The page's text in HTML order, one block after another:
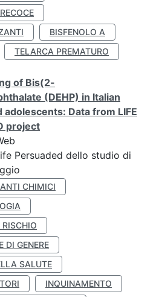
BISFENOLO A
TELARCA PREMATURO
of Bis(2-
(DEHP) in Italian
adolescents: Data from LIFE
project
Persuaded dello studio di
CHIMICI
DI GENERE
SALUTE
INQUINAMENTO